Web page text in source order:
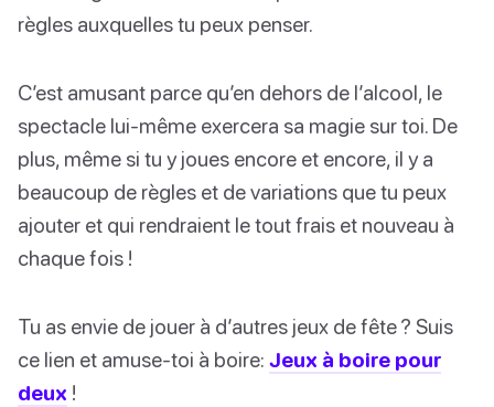
règles auxquelles tu peux penser.
C’est amusant parce qu’en dehors de l’alcool, le
spectacle lui-même exercera sa magie sur toi. De
plus, même si tu y joues encore et encore, il y a
beaucoup de règles et de variations que tu peux
ajouter et qui rendraient le tout frais et nouveau à
chaque fois !
Tu as envie de jouer à d’autres jeux de fête ? Suis
ce lien et amuse-toi à boire: Jeux à boire pour
deux !